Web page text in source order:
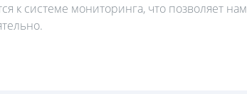
к системе мониторинга, что позволяет нам